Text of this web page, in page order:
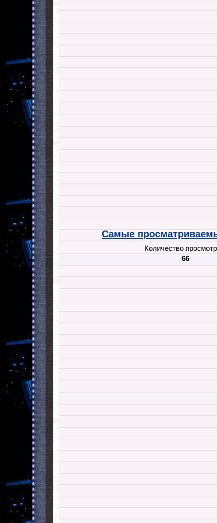
Самые
Количество
66